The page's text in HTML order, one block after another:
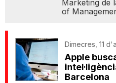
Marketing de
of
Dimecres, 11
Apple
Barcelona